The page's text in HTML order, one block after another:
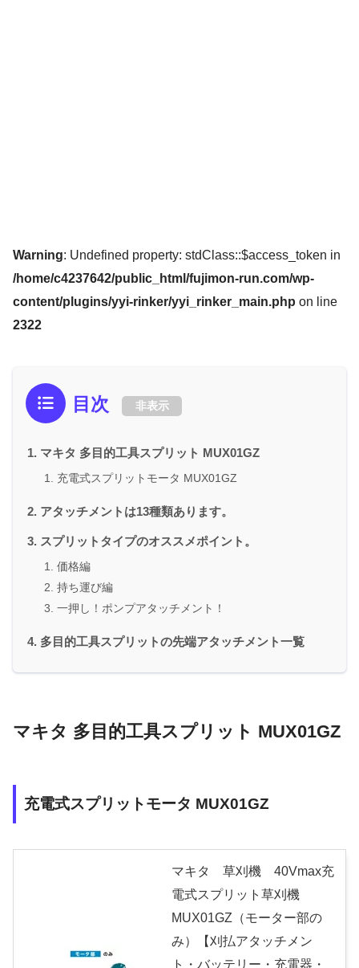
Warning: Undefined property: stdClass::$access_token in
/home/c4237642/public_html/fujimon-run.com/wp-
content/plugins/yyi-rinker/yyi_rinker_main.php on line
2322
目次 非表示
マキタ 多目的工具スプリット MUX01GZ
充電式スプリットモータ MUX01GZ
アタッチメントは13種類あります。
スプリットタイプのオススメポイント。
価格編
持ち運び編
一押し！ポンプアタッチメント！
多目的工具スプリットの先端アタッチメント一覧
マキタ 多目的工具スプリット MUX01GZ
充電式スプリットモータ MUX01GZ
マキタ 草刈機 40Vmax充
電式スプリット草刈機
MUX01GZ（モーター部の
み）【刈払アタッチメン
ト・バッテリー・充電器・